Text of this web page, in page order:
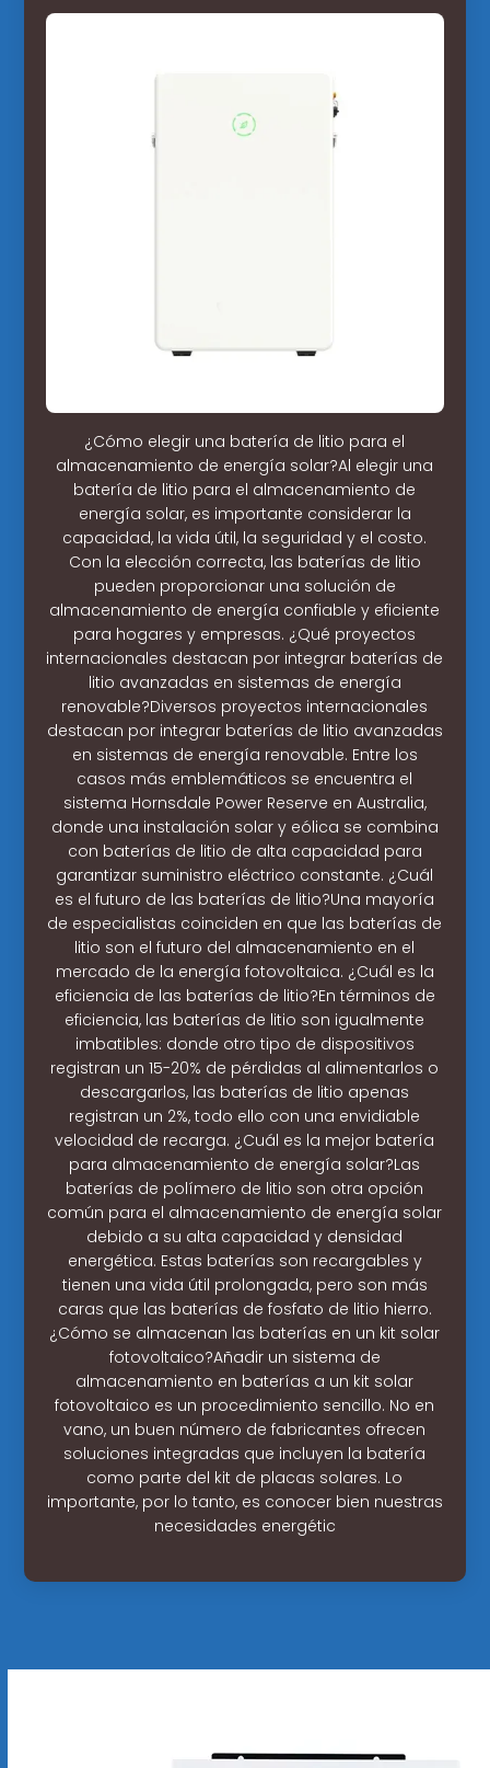
¿Cómo elegir una batería de litio para el
almacenamiento de energía solar?Al elegir una
batería de litio para el almacenamiento de
energía solar, es importante considerar la
capacidad, la vida útil, la seguridad y el costo.
Con la elección correcta, las baterías de litio
pueden proporcionar una solución de
almacenamiento de energía confiable y eficiente
para hogares y empresas. ¿Qué proyectos
internacionales destacan por integrar baterías de
litio avanzadas en sistemas de energía
renovable?Diversos proyectos internacionales
destacan por integrar baterías de litio avanzadas
en sistemas de energía renovable. Entre los
casos más emblemáticos se encuentra el
sistema Hornsdale Power Reserve en Australia,
donde una instalación solar y eólica se combina
con baterías de litio de alta capacidad para
garantizar suministro eléctrico constante. ¿Cuál
es el futuro de las baterías de litio?Una mayoría
de especialistas coinciden en que las baterías de
litio son el futuro del almacenamiento en el
mercado de la energía fotovoltaica. ¿Cuál es la
eficiencia de las baterías de litio?En términos de
eficiencia, las baterías de litio son igualmente
imbatibles: donde otro tipo de dispositivos
registran un 15-20% de pérdidas al alimentarlos o
descargarlos, las baterías de litio apenas
registran un 2%, todo ello con una envidiable
velocidad de recarga. ¿Cuál es la mejor batería
para almacenamiento de energía solar?Las
baterías de polímero de litio son otra opción
común para el almacenamiento de energía solar
debido a su alta capacidad y densidad
energética. Estas baterías son recargables y
tienen una vida útil prolongada, pero son más
caras que las baterías de fosfato de litio hierro.
¿Cómo se almacenan las baterías en un kit solar
fotovoltaico?Añadir un sistema de
almacenamiento en baterías a un kit solar
fotovoltaico es un procedimiento sencillo. No en
vano, un buen número de fabricantes ofrecen
soluciones integradas que incluyen la batería
como parte del kit de placas solares. Lo
importante, por lo tanto, es conocer bien nuestras
necesidades energétic